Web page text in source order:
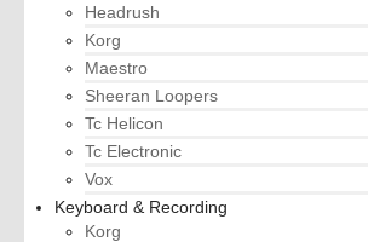
Headrush
Korg
Maestro
Sheeran Loopers
Tc Helicon
Tc Electronic
Vox
Keyboard & Recording
Korg